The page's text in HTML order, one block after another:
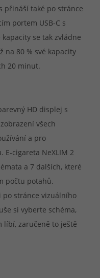
přináší také po stránce
portem USB-C s
se tak zvládne
na 80 % své kapacity
20 minut.
HD displej s
všech
a pro
cigareta NeXLIM 2
a 7 dalších, které
počtu potahů.
po stránce vizuálního
si vyberte schéma,
líbí, zaručeně to ještě